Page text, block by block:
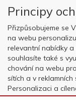
Copyright © OK
Principy
Přizpůsobujeme se
na webu
relevantní nabídky a
souhlasíte také s
chování na webu
sítích a v
Personalizaci a
nebo kdykoli